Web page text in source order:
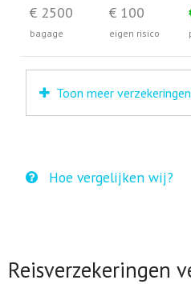
€ 2500
bagage
€ 100
eigen risico
Toon meer verzekeringen
Hoe vergelijken wij?
Reisverzekeringen